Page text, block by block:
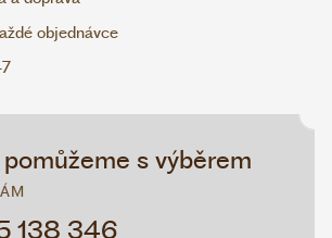
pomůžeme s výběrem
138 346
objednávce